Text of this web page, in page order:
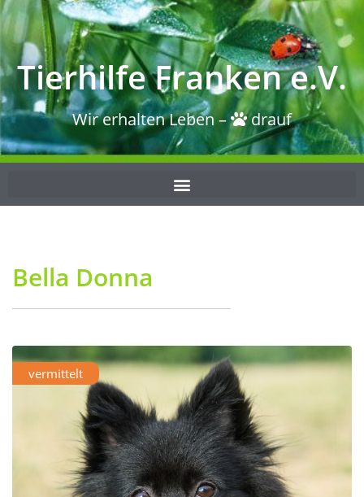
Tierhilfe Franken e.V.
Wir erhalten Leben – drauf
Bella Donna
vermittelt